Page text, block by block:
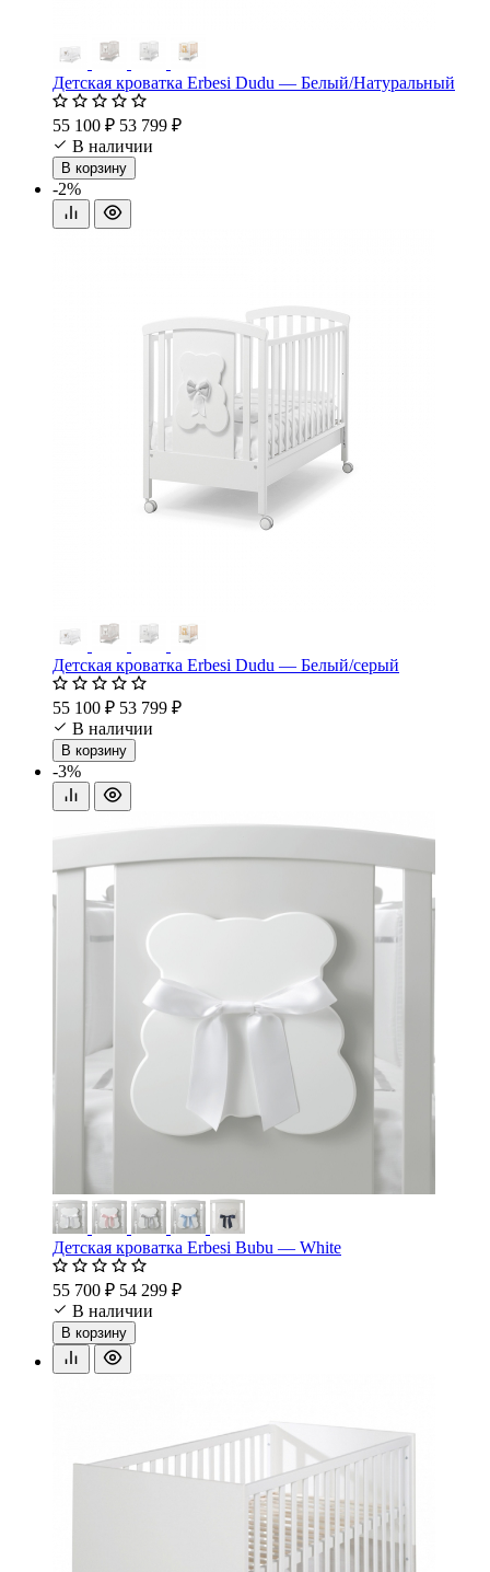
Детская кроватка Erbesi Dudu — Белый/Натуральный
55 100 ₽ 53 799 ₽
В наличии
В корзину
-2%
Детская кроватка Erbesi Dudu — Белый/серый
55 100 ₽ 53 799 ₽
В наличии
В корзину
-3%
Детская кроватка Erbesi Bubu — White
55 700 ₽ 54 299 ₽
В наличии
В корзину